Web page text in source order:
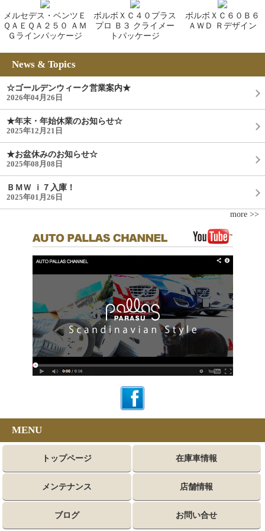
メルセデス・ベンツＥ
ＱＡＥＱＡ２５０ ＡＭ
Ｇラインパッケージ
ボルボＸＣ４０プラス
プロ Ｂ３ クライメー
トパッケージ
ボルボＸＣ６０Ｂ６
ＡＷＤ Ｒデザイン
News & Topics
☆ゴールデンウィーク営業案内★
2026年04月26日
★年末・年始休業のお知らせ☆
2025年12月21日
★お盆休みのお知らせ☆
2025年08月08日
ＢＭＷ ｉ７入庫！
2025年01月26日
more >>
MENU
トップページ 在庫車情報
メンテナンス 店舗情報
ブログ お問い合せ